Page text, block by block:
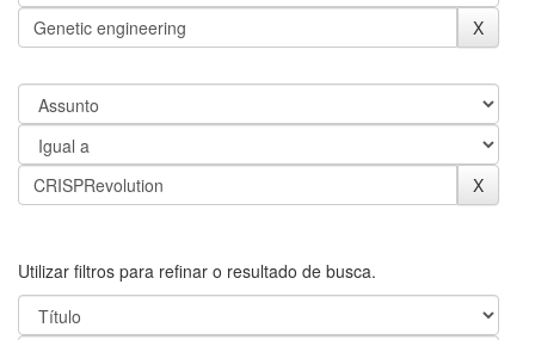
Utilizar filtros para refinar o resultado de busca.